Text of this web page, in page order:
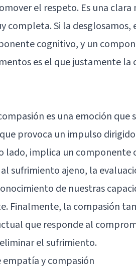
el respeto. Es una
completa. Si la
cognitivo, y un
es el que justamente
es una emoción
provoca un impulso
lado, implica un
sufrimiento ajeno, la
de nuestras
Finalmente, la compasión
que responde al
el sufrimiento.
y compasión